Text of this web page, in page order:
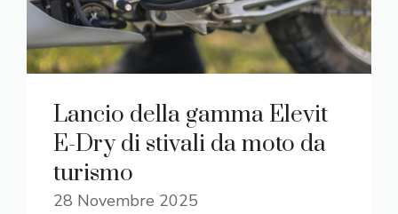
Lancio della gamma Elevit
E-Dry di stivali da moto da
turismo
28 Novembre 2025